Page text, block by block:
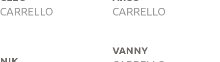
CARRELLO CARRELLO
VANNY